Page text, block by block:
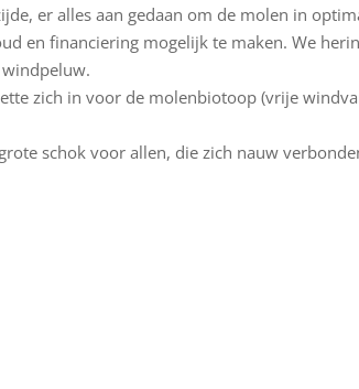
er alles aan gedaan om de molen in
en financiering mogelijk te maken. We
zich in voor de molenbiotoop (vrije
schok voor allen, die zich nauw